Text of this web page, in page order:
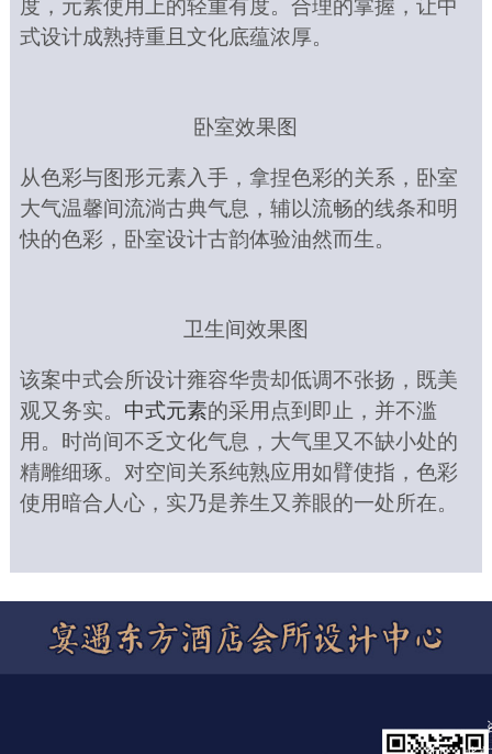
度，元素使用上的轻重有度。合理的掌握，让中
式设计成熟持重且文化底蕴浓厚。
卧室效果图
从色彩与图形元素 入手，拿捏色彩的关系，卧室
大气温馨间流淌古典气息， 辅以流畅的线条和明
快的色彩 ，卧室设计古韵体验油然而生。
卫生间效果图
该案中式会所设计雍容华贵却低调不张扬，既美
观又务实。 中式元素的采用点到即止，并不滥
用。时尚间不乏文化气息，大气里又不缺小处的
精雕细琢。对空间关系纯熟应用如臂使指，色彩
使用暗合人心，实乃是养生又养眼的一处所在。